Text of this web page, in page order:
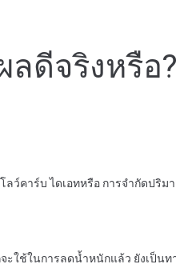
ลดีจริงหรือ?
ลว์คาร์บ ไดเอทหรือ การจำกัดปริ
ใช้ในการลดน้ำหนักแล้ว ยังเป็น